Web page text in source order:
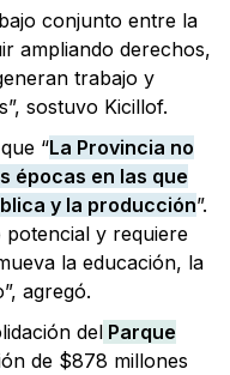
conjunto entre la
ampliando derechos,
trabajo y
sostuvo Kicillof.
“La Provincia no
épocas en las que
y la producción”.
potencial y requiere
la educación, la
agregó.
del Parque
de $878 millones